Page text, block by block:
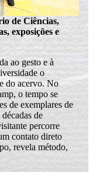
de Ciências,
exposições e
ao gesto e à
o
do acervo. No
o tempo se
de exemplares de
de
percorre
contato direto
revela método,